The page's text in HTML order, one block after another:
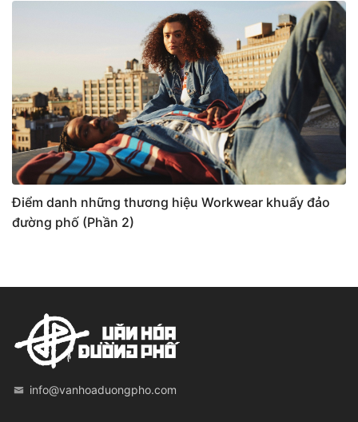
Điểm danh những thương hiệu Workwear khuấy đảo
đường phố (Phần 2)
info@vanhoaduongpho.com